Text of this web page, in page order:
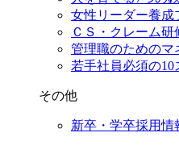
女性リーダー養成
ＣＳ・クレーム研
管理職のためのマ
若手社員必須の10
その他
新卒・学卒採用情